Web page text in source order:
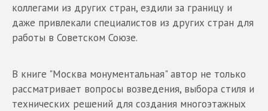
коллегами из других стран, ездили за границу и
даже привлекали специалистов из других стран для
работы в Советском Союзе.
В книге "Москва монументальная" автор не только
рассматривает вопросы возведения, выбора стиля и
технических решений для создания многоэтажных